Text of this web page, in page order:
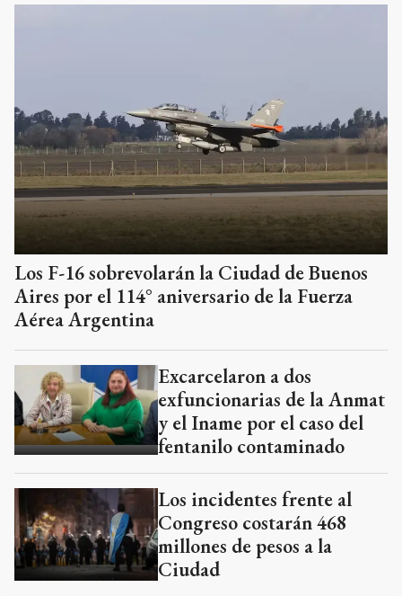
Los F-16 sobrevolarán la Ciudad de Buenos
Aires por el 114° aniversario de la Fuerza
Aérea Argentina
Excarcelaron a dos
exfuncionarias de la Anmat
y el Iname por el caso del
fentanilo contaminado
Los incidentes frente al
Congreso costarán 468
millones de pesos a la
Ciudad